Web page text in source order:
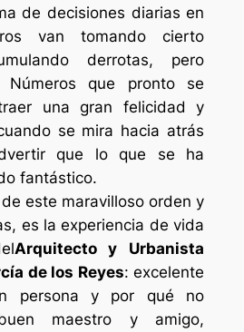
de decisiones diarias en
van tomando cierto
derrotas, pero
Números que pronto se
una gran felicidad y
se mira hacia atrás
que lo que se ha
fantástico.
este maravilloso orden y
es la experiencia de vida
Arquitecto y Urbanista
de los Reyes: excelente
persona y por qué no
maestro y amigo,